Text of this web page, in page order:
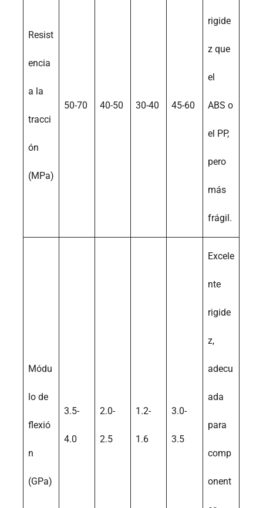
Resist
encia
a la
tracci
ón
(MPa)
50-70 40-50 30-40 45-60
rigide
z que
el
ABS o
el PP,
pero
más
frágil.
Módu
lo de
flexió
n
(GPa)
3.5-
4.0
2.0-
2.5
1.2-
1.6
3.0-
3.5
Excele
nte
rigide
z,
adecu
ada
para
comp
onent